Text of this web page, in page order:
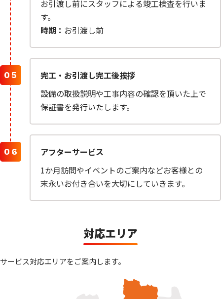
お引渡し前にスタッフによる竣工検査を行いま
す。
時期： お引渡し前
完工・お引渡し完工後挨拶
設備の取扱説明や工事内容の確認を頂いた上で
保証書を発行いたします。
アフターサービス
1か月訪問やイベントのご案内などお客様との
末永いお付き合いを大切にしていきます。
対応エリア
サービス対応エリアをご案内します。